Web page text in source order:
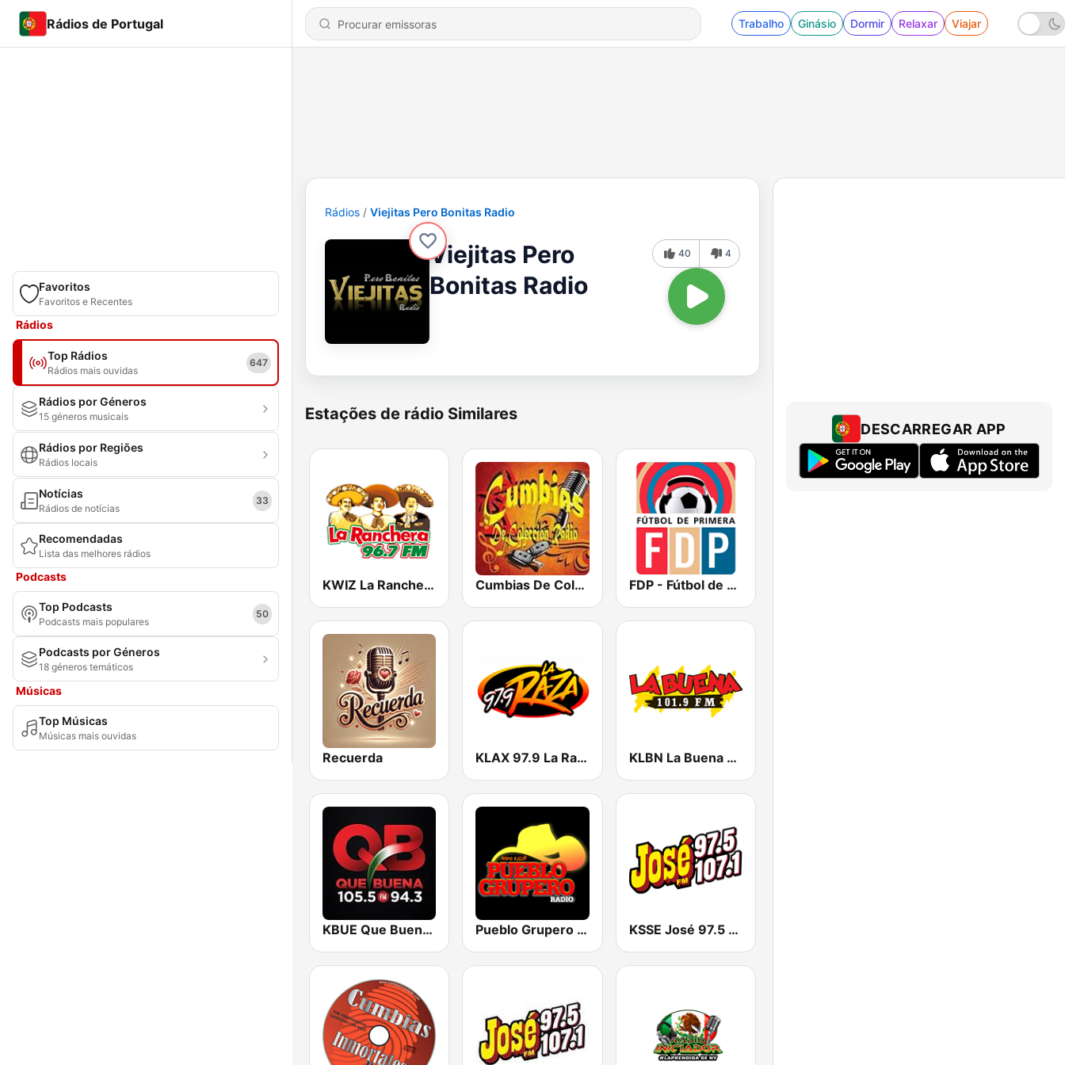
Rádios de Portugal Trabalho Ginásio Dormir Relaxar Viajar
Favoritos
Favoritos e Recentes
Rádios
Top Rádios
Rádios mais ouvidas
647
Rádios por Géneros
15 géneros musicais
Rádios por Regiões
Rádios locais
Notícias
Rádios de notícias
33
Recomendadas
Lista das melhores rádios
Podcasts
Top Podcasts
Podcasts mais populares
50
Podcasts por Géneros
18 géneros temáticos
Músicas
Top Músicas
Músicas mais ouvidas
Rádios Viejitas Pero Bonitas Radio
Viejitas Pero
Bonitas Radio
40 4
Estações de rádio Similares
KWIZ La Ranchera 96.7 FM (US Only) Cumbias De Colección FDP - Fútbol de Primera
Recuerda KLAX 97.9 La Raza FM KLBN La Buena 101.9 FM
KBUE Que Buena 105.5 / 94.3 FM (US Only) Pueblo Grupero Radio KSSE José 97.5 y 107.1
DESCARREGAR APP